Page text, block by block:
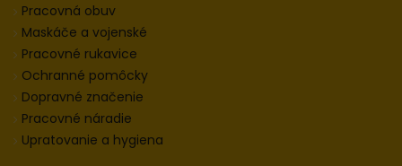
Pracovná obuv
Maskáče a vojenské
Pracovné rukavice
Ochranné pomôcky
Dopravné značenie
Pracovné náradie
Upratovanie a hygiena